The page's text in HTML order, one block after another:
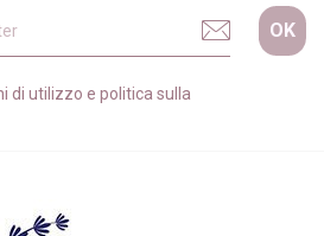
di utilizzo e politica sulla